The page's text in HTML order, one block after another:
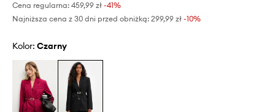
Cena regularna: 459,99 zł -41%
Najniższa cena z 30 dni przed obniżką: 299,99 zł -10%
Kolor: czarny